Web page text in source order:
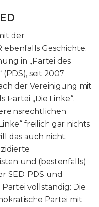
der
Geschichte.
in „Partei des
(PDS), seit 2007
der Vereinigung mit
Partei „Die Linke“.
freilich gar nichts
das auch nicht.
und (bestenfalls)
SED-PDS und
vollständig: Die
Partei mit